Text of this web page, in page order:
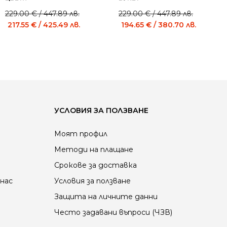
Original
price
229.00€/ 447.89 лв.
Current
price
217.55 € / 425.49 лв.
Original
price
229.00€/ 447.89 лв.
Current
price
194.65 € / 380.70 лв.
УСЛОВИЯ ЗА ПОЛЗВАНЕ
Моят профил
Методи на плащане
Срокове за доставка
Условия за ползване
Защита на личните данни
Често задавани въпроси (ЧЗВ)